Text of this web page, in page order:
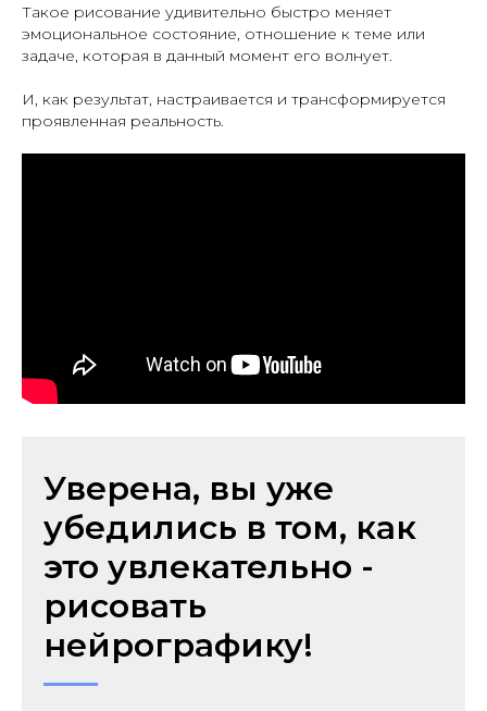
Такое рисование удивительно быстро меняет
эмоциональное состояние, отношение к теме или
задаче, которая в данный момент его волнует.
И, как результат, настраивается и трансформируется
проявленная реальность.
Уверена, вы уже
убедились в том, как
это увлекательно -
рисовать
нейрографику!